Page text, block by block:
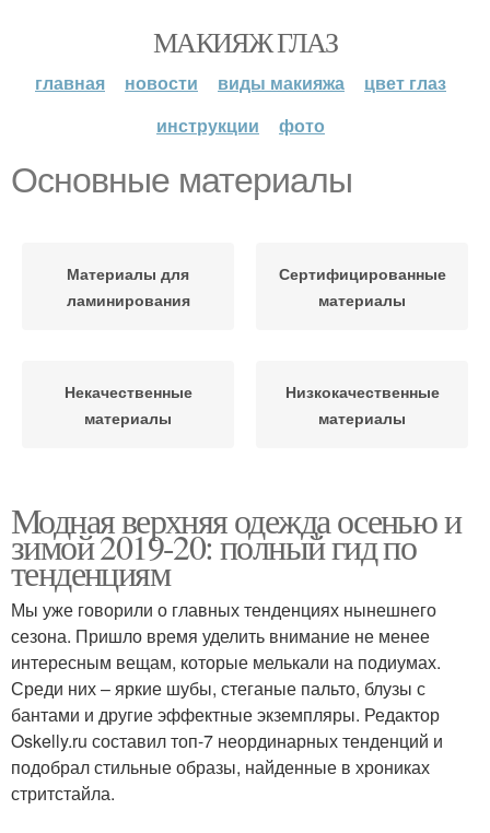
МАКИЯЖ ГЛАЗ
главная новости виды макияжа
цвет глаз
инструкции
фото
Основные материалы
Материалы для
ламинирования
Сертифицированные
материалы
Некачественные
материалы
Низкокачественные
материалы
Модная верхняя одежда осенью и
зимой 2019-20: полный гид по
тенденциям
Мы уже говорили о главных тенденциях нынешнего
сезона. Пришло время уделить внимание не менее
интересным вещам, которые мелькали на подиумах.
Среди них – яркие шубы, стеганые пальто, блузы с
бантами и другие эффектные экземпляры. Редактор
Oskelly.ru составил топ-7 неординарных тенденций и
подобрал стильные образы, найденные в хрониках
стритстайла.